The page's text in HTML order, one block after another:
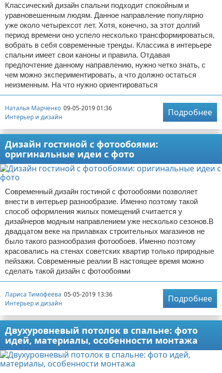
Классический дизайн спальни подходит спокойным и
уравновешенным людям. Данное направление популярно
уже около четырехсот лет. Хотя, конечно, за этот долгий
период времени оно успело несколько трансформироваться,
вобрать в себя современные тренды. Классика в интерьере
спальни имеет свои каноны и правила. Отдавая
предпочтение данному направлению, нужно четко знать, с
чем можно экспериментировать, а что должно остаться
неизменным. На что нужно ориентироваться
Наталья Марченко 09-05-2019 01:36
Интерьер и дизайн
Подробнее
Дизайн гостиной с фотообоями:
оригинальные идеи с фото
Современный дизайн гостиной с фотообоями позволяет
внести в интерьер разнообразие. Именно поэтому такой
способ оформления жилых помещений считается у
дизайнеров модным направлением уже несколько сезонов.В
двадцатом веке на прилавках строительных магазинов не
было такого разнообразия фотообоев. Именно поэтому
красовались на стенах советских квартир только природные
пейзажи. Современные реалии В настоящее время можно
сделать такой дизайн с фотообоями
Лариса Тимофеева 05-05-2019 13:36
Интерьер и дизайн
Подробнее
Двухуровневый потолок в спальне: фото
идей, материалы, особенности монтажа